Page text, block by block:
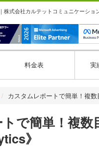
株式会社カルテットコミュニケーショ
料金表 実
カスタムレポートで簡単！複数
で簡単！複
》